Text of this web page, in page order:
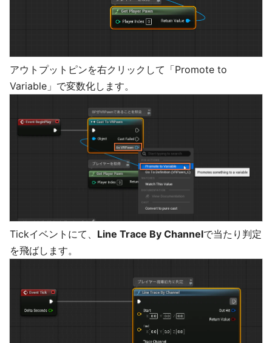
アウトプットピンを右クリックして「Promote to
Variable」で変数化します。
Tickイベントにて、 Line Trace By Channelで当たり判定
を飛ばします。